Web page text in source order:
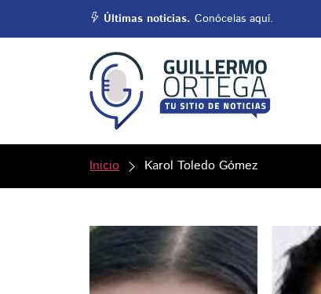
Últimas noticias. Conócelas aquí.
Inicio Karol Toledo Gómez